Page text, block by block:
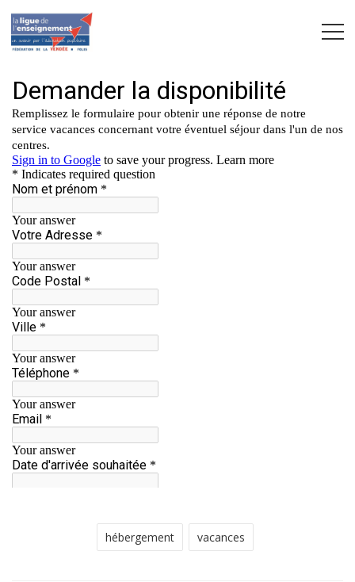
hébergement vacances